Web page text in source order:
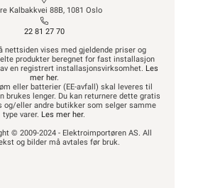
Kalbakkvei 88B, 1081 Oslo
22 81 27 70
nettsiden vises med gjeldende priser og
produkter beregnet for fast installasjon
en registrert installasjonsvirksomhet. Les
mer her.
eller batterier (EE-avfall) skal leveres til
brukes lenger. Du kan returnere dette gratis
og/eller andre butikker som selger samme
type varer. Les mer her.
© 2009-2024 - Elektroimportøren AS. All
og bilder må avtales før bruk.